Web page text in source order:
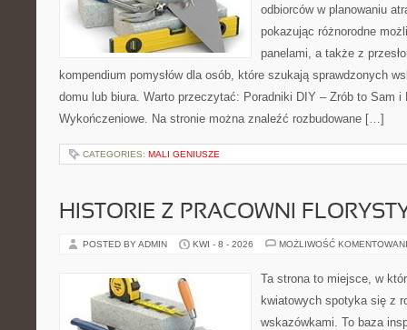
odbiorców w planowaniu
pokazując różnorodne
panelami, a także z
kompendium pomysłów dla osób, które szukają sprawdzonych
domu lub biura. Warto przeczytać: Poradniki DIY – Zrób to Sam i
Wykończeniowe. Na stronie można znaleźć rozbudowane […]
CATEGORIES: MALI GENIUSZE
HISTORIE Z PRACOWNI
POSTED BY ADMIN KWI - 8 - 2026 MOŻLIWOŚĆ
Ta strona to miejsce, w
kwiatowych spotyka się z
wskazówkami. To baza